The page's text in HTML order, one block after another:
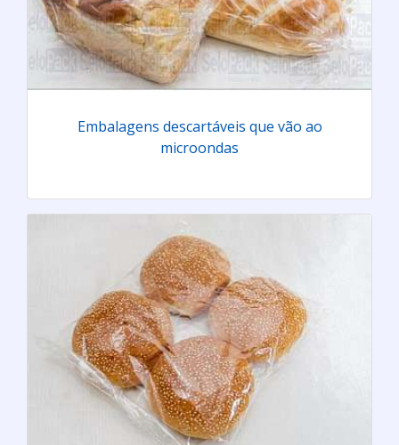
Embalagens descartáveis que vão ao
microondas